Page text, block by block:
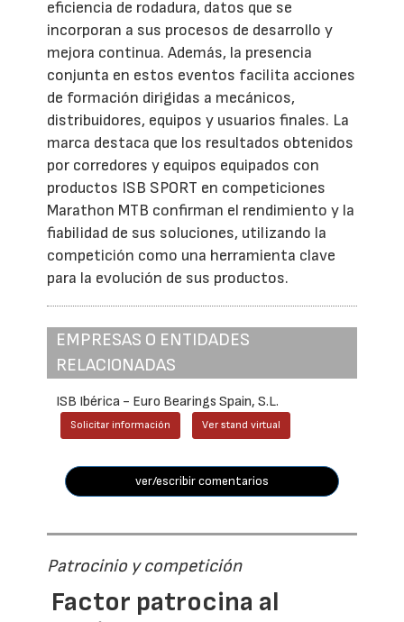
eficiencia de rodadura, datos que se
incorporan a sus procesos de desarrollo y
mejora continua. Además, la presencia
conjunta en estos eventos facilita acciones
de formación dirigidas a mecánicos,
distribuidores, equipos y usuarios finales. La
marca destaca que los resultados obtenidos
por corredores y equipos equipados con
productos ISB SPORT en competiciones
Marathon MTB confirman el rendimiento y la
fiabilidad de sus soluciones, utilizando la
competición como una herramienta clave
para la evolución de sus productos.
EMPRESAS O ENTIDADES
RELACIONADAS
ISB Ibérica - Euro Bearings Spain, S.L.
Solicitar información Ver stand virtual
ver/escribir comentarios
Patrocinio y competición
Factor patrocina al